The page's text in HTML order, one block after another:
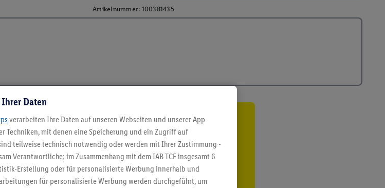
Artikelnummer: 100381435
5.95 € Versand sparen³²ᵃ
Jetzt zum Newsletter anmelden
Gutschein sichern!
Daten
verarbeiten Ihre Daten auf unseren Webseiten und unserer App
Techniken, mit denen eine Speicherung und ein Zugriff auf
teilweise technisch notwendig oder werden mit Ihrer Zustimmung -
Verantwortliche; im Zusammenhang mit dem IAB TCF insgesamt 6
Erstellung oder für personalisierte Werbung innerhalb und
für personalisierte Werbung werden durchgeführt, um